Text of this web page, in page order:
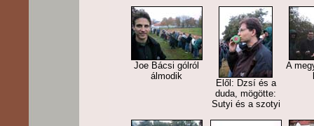
Joe Bácsi gólról
álmodik
Elől: Dzsí és a
duda, mögötte:
Sutyi és a szotyi
A